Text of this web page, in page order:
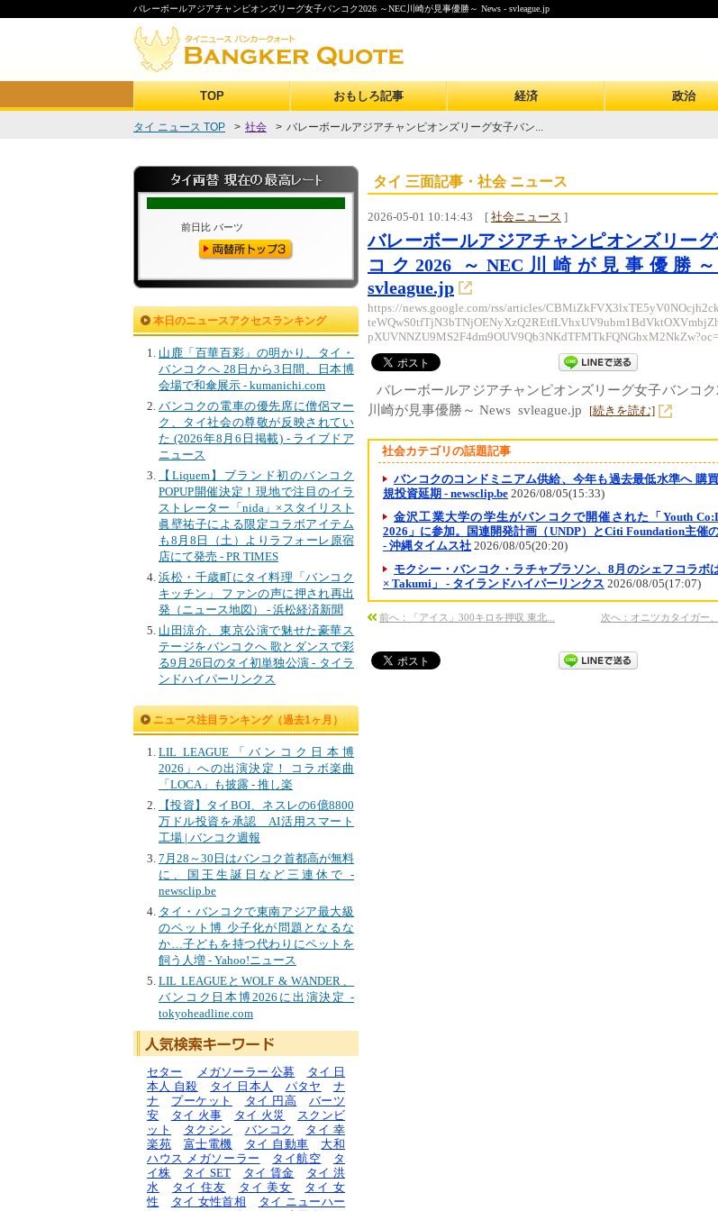
バレーボールアジアチャンピオンズリーグ女子バンコク2026 ～NEC川崎が見事優勝～ News - svleague.jp
TOP おもしろ記事 経済 政治
タイ ニュース TOP > 社会 > バレーボールアジアチャンピオンズリーグ女子バン...
本日のニュースアクセスランキング
山鹿「百華百彩」の明かり、タイ・
バンコクへ 28日から3日間、日本博
会場で和傘展示 - kumanichi.com
バンコクの電車の優先席に僧侶マー
ク、タイ社会の尊敬が反映されてい
た (2026年8月6日掲載) - ライブドア
ニュース
【Liquem】ブランド初のバンコク
POPUP開催決定！現地で注目のイラ
ストレーター「nida」×スタイリスト
眞壁祐子による限定コラボアイテム
も8月8日（土）よりラフォーレ原宿
店にて発売 - PR TIMES
浜松・千歳町にタイ料理「バンコク
キッチン」 ファンの声に押され再出
発（ニュース地図） - 浜松経済新聞
山田涼介、東京公演で魅せた豪華ス
テージをバンコクへ 歌とダンスで彩
る9月26日のタイ初単独公演 - タイラ
ンドハイパーリンクス
ニュース注目ランキング（過去1ヶ月）
LIL LEAGUE「バンコク日本博
2026」への出演決定！ コラボ楽曲
「LOCA」も披露 - 推し楽
【投資】タイBOI、ネスレの6億8800
万ドル投資を承認 AI活用スマート
工場 | バンコク週報
7月28～30日はバンコク首都高が無料
に、国王生誕日など三連休で -
newsclip.be
タイ・バンコクで東南アジア最大級
のペット博 少子化が問題となるな
か…子どもを持つ代わりにペットを
飼う人増 - Yahoo!ニュース
LIL LEAGUEとWOLF & WANDER、
バンコク日本博2026に出演決定 -
tokyoheadline.com
セター メガソーラー 公募
タイ 日
本人 自殺
タイ 日本人 パタヤ
ナ
ナ
プーケット タイ 円高
バーツ
安
タイ 火事 タイ 火災
スクンビ
ット
タクシン バンコク
タイ 幸
楽苑
富士電機 タイ 自動車
大和
ハウス メガソーラー
タイ航空
タ
イ株
タイ SET タイ 賃金
タイ 洪
水
タイ 住友 タイ 美女
タイ 女
性
タイ 女性首相
タイ ニューハー
タイ 三面記事・社会 ニュース
2026-05-01 10:14:43 [ 社会ニュース ]
バレーボールアジアチャンピオンズリー
コク2026 ～NEC川崎が見事優勝
svleague.jp
https://news.google.com/rss/articles/
バレーボールアジアチャンピオンズリーグ女子バンコク
川崎が見事優勝～ News svleague.jp [続きを読む]
社会カテゴリの話題記事
バンコクのコンドミニアム供給、今年も過去最低水準へ 購
規投資延期 - newsclip.be 2026/08/05(15:33)
金沢工業大学の学生がバンコクで開催された「Youth
2026」に参加。国連開発計画（UNDP）とCiti Foundation主催
- 沖縄タイムス社 2026/08/05(20:20)
モクシー・バンコク・ラチャプラソン、8月のシェフコラボ
× Takumi」 - タイランドハイパーリンクス 2026/08/05(17:07)
前へ：「アイス」300キロを押収 東北... 次へ：オニツカタイガー